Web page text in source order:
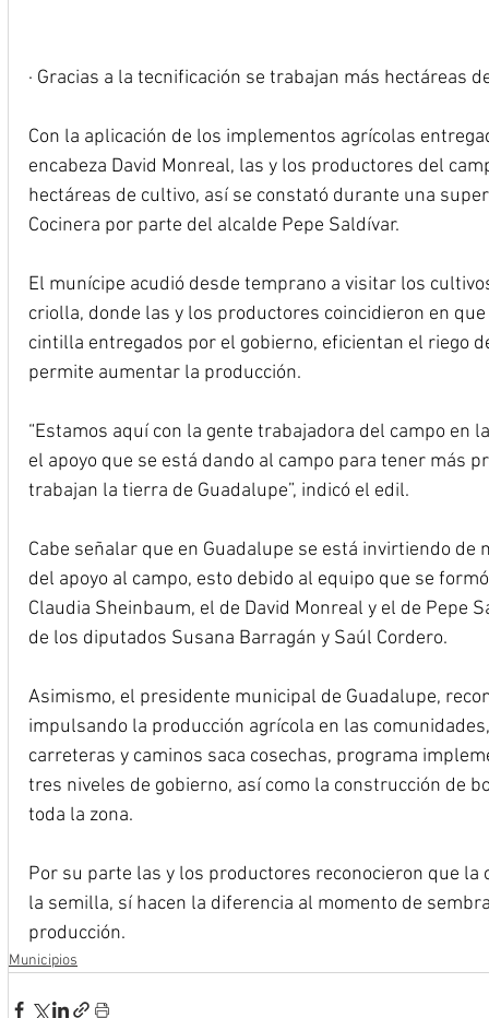
· Gracias a la tecnificación se trabajan más hectáreas
Con la aplicación de los implementos agrícolas
encabeza David Monreal, las y los productores del
hectáreas de cultivo, así se constató durante una
Cocinera por parte del alcalde Pepe Saldívar.
El munícipe acudió desde temprano a visitar los
criolla, donde las y los productores coincidieron en
cintilla entregados por el gobierno, eficientan el riego
permite aumentar la producción.
“Estamos aquí con la gente trabajadora del campo en
el apoyo que se está dando al campo para tener más
trabajan la tierra de Guadalupe”, indicó el edil.
Cabe señalar que en Guadalupe se está invirtiendo
del apoyo al campo, esto debido al equipo que se
Claudia Sheinbaum, el de David Monreal y el de Pepe
de los diputados Susana Barragán y Saúl Cordero.
Asimismo, el presidente municipal de Guadalupe,
impulsando la producción agrícola en las
carreteras y caminos saca cosechas, programa
tres niveles de gobierno, así como la construcción de
toda la zona.
Por su parte las y los productores reconocieron que la
la semilla, sí hacen la diferencia al momento de
producción.
Municipios